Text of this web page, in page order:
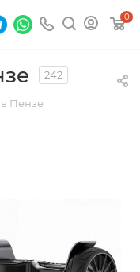
0
242
Пензе